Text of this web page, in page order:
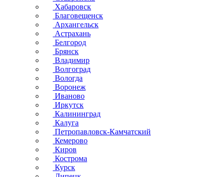
Хабаровск
Благовещенск
Архангельск
Астрахань
Белгород
Брянск
Владимир
Волгоград
Вологда
Воронеж
Иваново
Иркутск
Калининград
Калуга
Петропавловск-Камчатский
Кемерово
Киров
Кострома
Курск